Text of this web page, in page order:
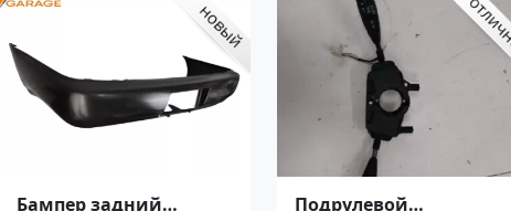
Бампер задний
Подрулевой